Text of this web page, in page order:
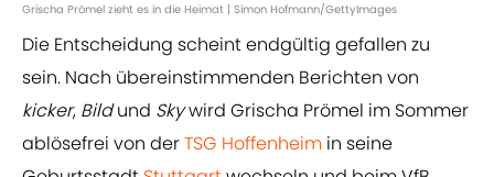
Grischa Prömel zieht es in die Heimat | Simon Hofmann/GettyImages
Die Entscheidung scheint endgültig gefallen zu
sein. Nach übereinstimmenden Berichten von
kicker, Bildund Skywird Grischa Prömel im Sommer
ablösefrei von derTSG Hoffenheim in seine